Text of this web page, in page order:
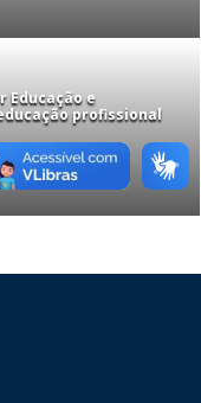
Educação e
profissional